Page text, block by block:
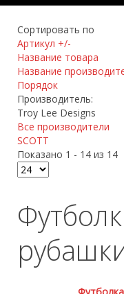
Сортировать по
Артикул +/-
Название товара
Название
Порядок
Производитель:
Troy Lee Designs
Все производители
SCOTT
Показано 1 - 14 из 14